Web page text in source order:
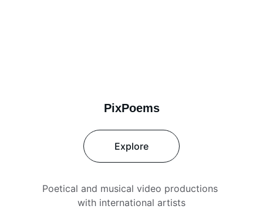
PixPoems
Poetical and musical video productions
with international artists
Explore